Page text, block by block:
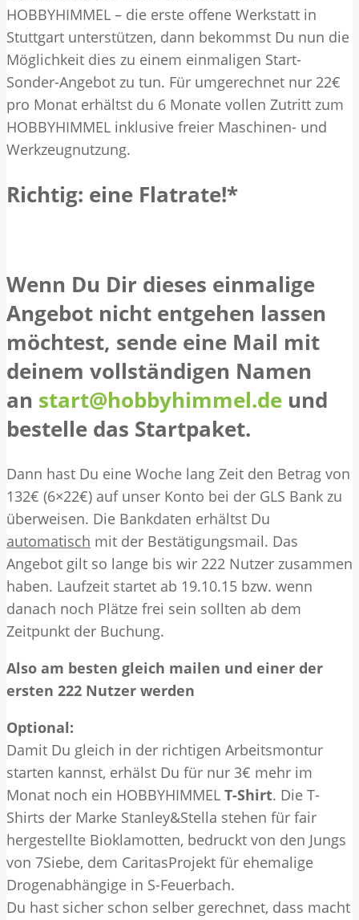
HOBBYHIMMEL – die erste offene Werkstatt in
Stuttgart unterstützen, dann bekommst Du nun die
Möglichkeit dies zu einem einmaligen Start-
Sonder-Angebot zu tun. Für umgerechnet nur 22€
pro Monat erhältst du 6 Monate vollen Zutritt zum
HOBBYHIMMEL inklusive freier Maschinen- und
Werkzeugnutzung.
Richtig: eine Flatrate!*
Wenn Du Dir dieses einmalige
Angebot nicht entgehen lassen
möchtest, sende eine Mail mit
deinem vollständigen Namen
an start@hobbyhimmel.de und
bestelle das Startpaket.
Dann hast Du eine Woche lang Zeit den Betrag von
132€ (6×22€) auf unser Konto bei der GLS Bank zu
überweisen. Die Bankdaten erhältst Du
automatisch mit der Bestätigungsmail. Das
Angebot gilt so lange bis wir 222 Nutzer zusammen
haben. Laufzeit startet ab 19.10.15 bzw. wenn
danach noch Plätze frei sein sollten ab dem
Zeitpunkt der Buchung.
Also am besten gleich mailen und einer der
ersten 222 Nutzer werden
Optional:
Damit Du gleich in der richtigen Arbeitsmontur
starten kannst, erhälst Du für nur 3€ mehr im
Monat noch ein HOBBYHIMMEL T-Shirt. Die T-
Shirts der Marke Stanley&Stella stehen für fair
hergestellte Bioklamotten, bedruckt von den Jungs
von 7Siebe, dem CaritasProjekt für ehemalige
Drogenabhängige in S-Feuerbach.
Du hast sicher schon selber gerechnet, dass macht